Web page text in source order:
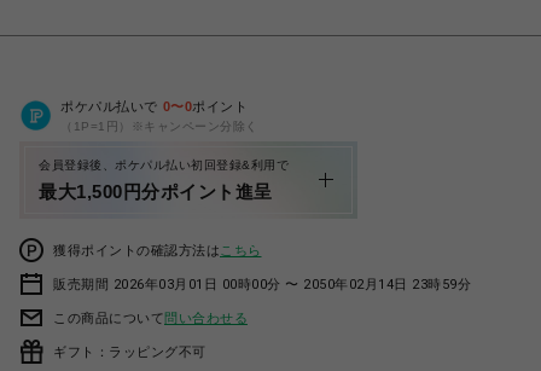
ポケパル払いで 0〜0ポイント
（1P=1円）※キャンペーン分除く
会員登録後、ポケパル払い初回登録&利用で
最大1,500円分ポイント進呈
獲得ポイントの確認方法は こちら
販売期間 2026年03月01日 00時00分 〜 2050年02月14日 23時59分
この商品について問い合わせる
ギフト：ラッピング不可